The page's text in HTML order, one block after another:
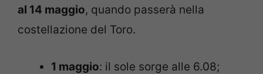
al 14 maggio, quando passerà nella
costellazione del Toro.
1 maggio: il sole sorge alle 6.08;